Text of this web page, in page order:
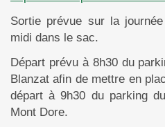
Sortie prévue sur la
midi dans le sac.
Départ prévu à 8h30 du
Blanzat afin de mettre en
départ à 9h30 du parking
Mont Dore.